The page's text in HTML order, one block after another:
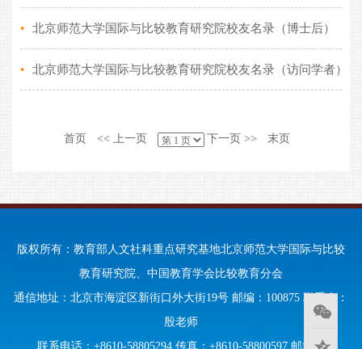
• 北京师范大学国际与比较教育研究院校友名录（博士后）
• 北京师范大学国际与比较教育研究院校友名录（访问学者）
首页 << 上一页 下一页 >> 末页
版权所有：教育部人文社科重点研究基地北京师范大学国际与比较
教育研究院、中国教育学会比较教育分会
通信地址：北京市海淀区新街口外大街19号 邮编：100875 联系人：
殷老师
联系电话：+8610-58805294 传真：+8610-58800597 邮箱：